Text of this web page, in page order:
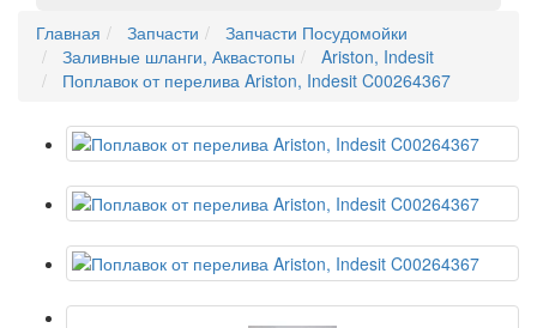
Главная Запчасти
Запчасти Посудомойки
Заливные шланги, Аквастопы
Ariston, Indesit
Поплавок от перелива Ariston, Indesit C00264367